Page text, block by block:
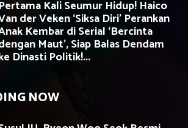
Pertama Kali Seumur Hidup! Haico
der Veken ‘Siksa Diri’ Perankan
Kembar di Serial ‘Bercinta
Maut’, Siap Balas Dendam
Dinasti Politik!...
NOW